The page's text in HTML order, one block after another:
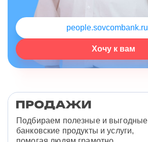
people.sovcombank.ru
Хочу к вам
Подбираем полезные и выгодные
банковские продукты и услуги,